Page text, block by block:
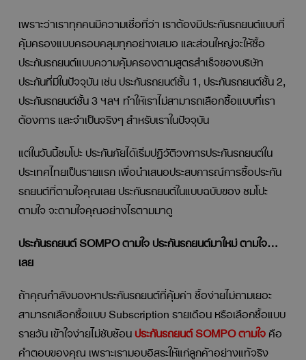
เพราะว่าเราทุกคนมีความเชื่อที่ว่า เราต้องมีประกันรถยนต์แบบที่
คุ้มครองแบบครอบคลุมทุกอย่างเสมอ และส่วนใหญ่จะให้ซื้อ
ประกันรถยนต์แบบความคุ้มครองตามสูตรสำเร็จของบริษัท
ประกันที่มีในปัจจุบัน เช่น ประกันรถยนต์ชั้น 1, ประกันรถยนต์ชั้น 2,
ประกันรถยนต์ชั้น 3 ฯลฯ ทำให้เราไม่สามารถเลือกซื้อแบบที่เรา
ต้องการ และจำเป็นจริงๆ สำหรับเราในปัจจุบัน
แต่ในวันนี้ซมโปะ ประกันภัยได้เริ่มปฏิวัติวงการประกันรถยนต์ใน
ประเทศไทยเป็นรายแรก เพื่อนำเสนอประสบการณ์การซื้อประกัน
รถยนต์ที่ตามใจคุณเลย ประกันรถยนต์ในแบบฉบับของ ซมโปะ
ตามใจ จะตามใจคุณอย่างไรตามมาดู
ประกันรถยนต์SOMPO ตามใจ ประกันรถยนต์มาใหม่ ตามใจ…
เลย
ถ้าคุณกำลังมองหาประกันรถยนต์ที่คุ้มค่า ซื้อง่ายไม่ถามเยอะ
สามารถเลือกซื้อแบบ Subscription รายเดือน หรือเลือกซื้อแบบ
รายวัน เข้าใจง่ายไม่ซับซ้อนประกันรถยนต์SOMPOตามใจคือ
คำตอบของคุณ เพราะเรามอบอิสระให้แก่ลูกค้าอย่างแท้จริง